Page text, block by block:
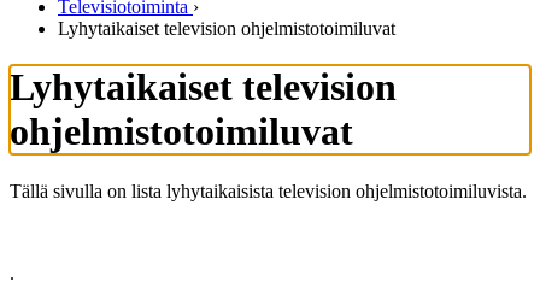
Televisiotoiminta ›
Lyhytaikaiset television ohjelmistotoimiluvat
Lyhytaikaiset television
ohjelmistotoimiluvat
Tällä sivulla on lista lyhytaikaisista television ohjelmistotoimiluvista.
.